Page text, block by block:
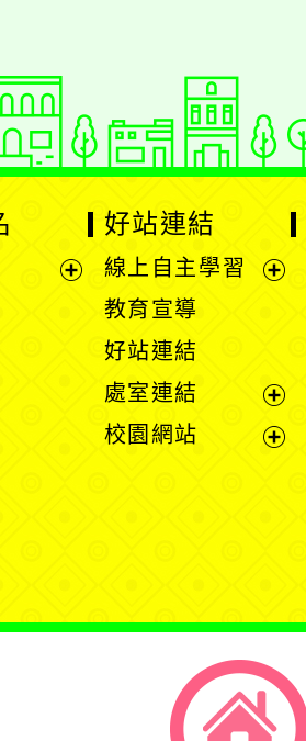
好站連結
線上自主學習
單
教育宣導
好站連結
處室連結
展
校園網站